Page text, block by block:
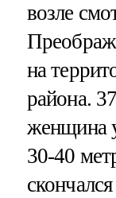
возле
на
района.
женщина
30-40